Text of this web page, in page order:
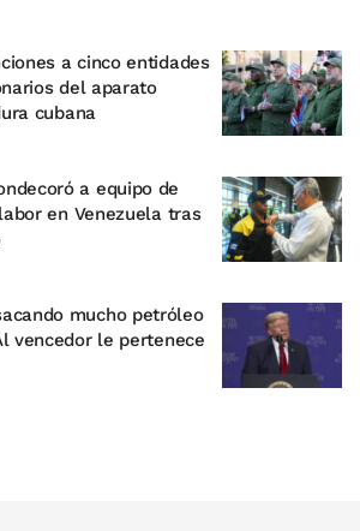
a cinco entidades
del aparato
cubana
a equipo de
en Venezuela tras
mucho petróleo
vencedor le pertenece